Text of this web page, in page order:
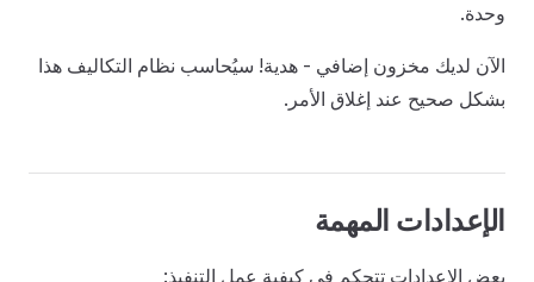
وحدة.
الآن لديك مخزون إضافي - هدية! سيُحاسب نظام التكاليف هذا
بشكل صحيح عند إغلاق الأمر.
الإعدادات المهمة
بعض الإعدادات تتحكم في كيفية عمل التنفيذ: